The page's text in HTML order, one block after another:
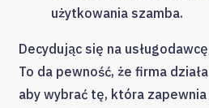
użytkowania szamba.
Decydując się na
To da pewność, że firma
aby wybrać tę, która